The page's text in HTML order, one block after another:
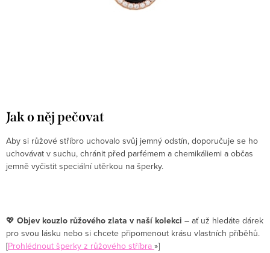
Jak o něj pečovat
Aby si růžové stříbro uchovalo svůj jemný odstín, doporučuje se ho
uchovávat v suchu, chránit před parfémem a chemikáliemi a občas
jemně vyčistit speciální utěrkou na šperky.
💖 Objev kouzlo růžového zlata v naší kolekci – ať už hledáte dárek
pro svou lásku nebo si chcete připomenout krásu vlastních příběhů.
[Prohlédnout šperky z růžového stříbra »]